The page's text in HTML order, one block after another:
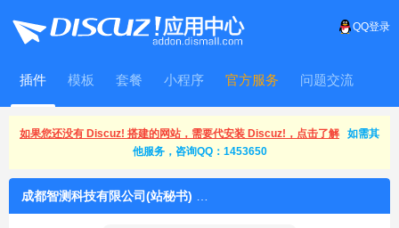
QQ登录
插件 模板 套餐 小程序 官方服务 问题交流
WitFrame
如果您还没有 Discuz! 搭建的网站，需要代安装 Discuz!，点击了解
如需其
他服务，咨询QQ：1453650
成都智测科技有限公司(站秘书)